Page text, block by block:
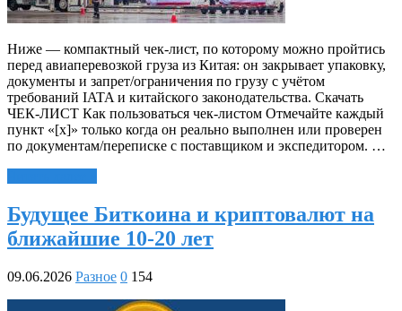
Ниже — компактный чек‑лист, по которому можно пройтись
перед авиаперевозкой груза из Китая: он закрывает упаковку,
документы и запрет/ограничения по грузу с учётом
требований IATA и китайского законодательства. Скачать
ЧЕК-ЛИСТ Как пользоваться чек‑листом Отмечайте каждый
пункт «[x]» только когда он реально выполнен или проверен
по документам/переписке с поставщиком и экспедитором. …
Будущее Биткоина и криптовалют на
ближайшие 10-20 лет
09.06.2026 Разное 0 154